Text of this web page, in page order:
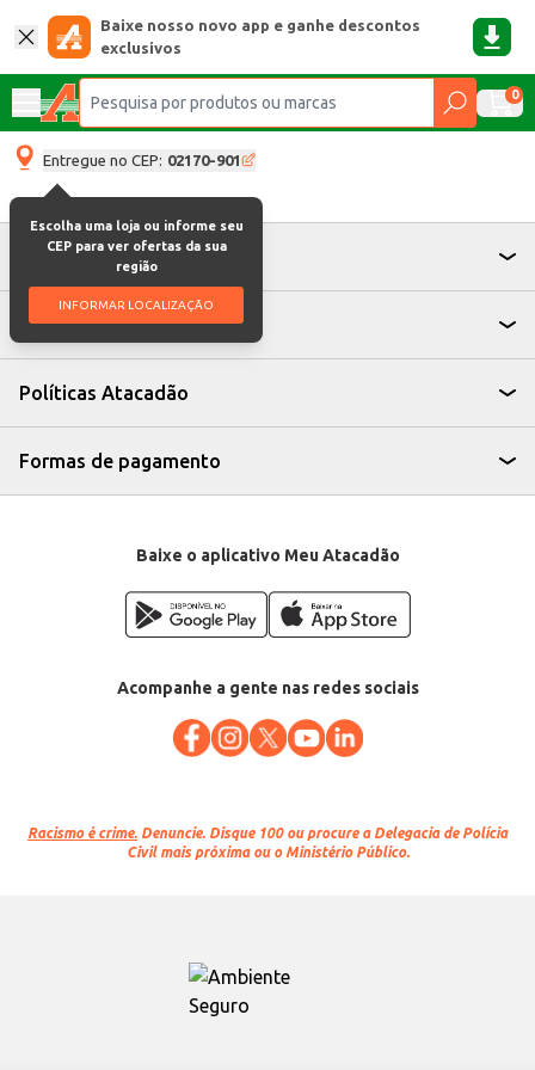
Baixe nosso novo app e ganhe descontos
exclusivos
0
Entregue no CEP: 02170-901
Escolha uma loja ou informe seu
CEP para ver ofertas da sua
região
INFORMAR LOCALIZAÇÃO
Atendimento
Institucional
Políticas Atacadão
Formas de pagamento
Baixe o aplicativo Meu Atacadão
Acompanhe a gente nas redes sociais
Racismo é crime. Denuncie. Disque 100 ou procure a Delegacia de Polícia
Civil mais próxima ou o Ministério Público.